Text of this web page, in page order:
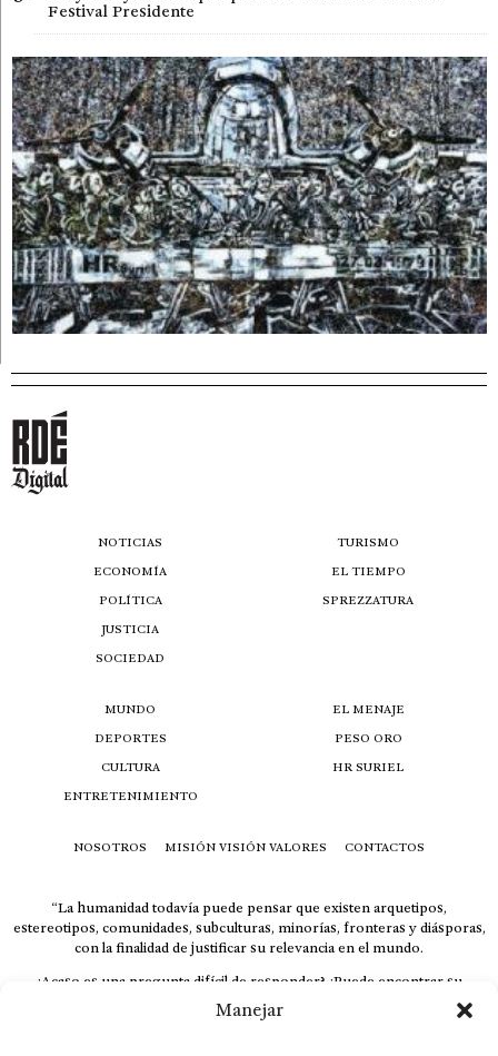
Manejar
Festival Presidente
NOTICIAS
ECONOMÍA
POLÍTICA
JUSTICIA
SOCIEDAD
TURISMO
EL TIEMPO
SPREZZATURA
MUNDO
DEPORTES
CULTURA
ENTRETENIMIENTO
EL MENAJE
PESO ORO
HR SURIEL
NOSOTROS MISIÓN VISIÓN VALORES CONTACTOS
“La humanidad todavía puede pensar que existen arquetipos,
estereotipos, comunidades, subculturas, minorías, fronteras y diásporas,
con la finalidad de justificar su relevancia en el mundo.
¿Acaso es una pregunta difícil de responder? ¿Puede encontrar su
respuesta al instante, otorgando al receptor cuestionado espacio y
velocidad suficiente para responder correctamente? De no ser así, el que